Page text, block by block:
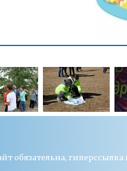
обязательна, гиперссылка